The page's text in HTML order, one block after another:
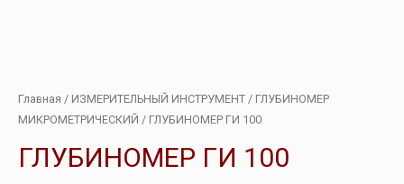
Главная / ИЗМЕРИТЕЛЬНЫЙ ИНСТРУМЕНТ / ГЛУБИНОМЕР
МИКРОМЕТРИЧЕСКИЙ / ГЛУБИНОМЕР ГИ 100
ГЛУБИНОМЕР ГИ 100